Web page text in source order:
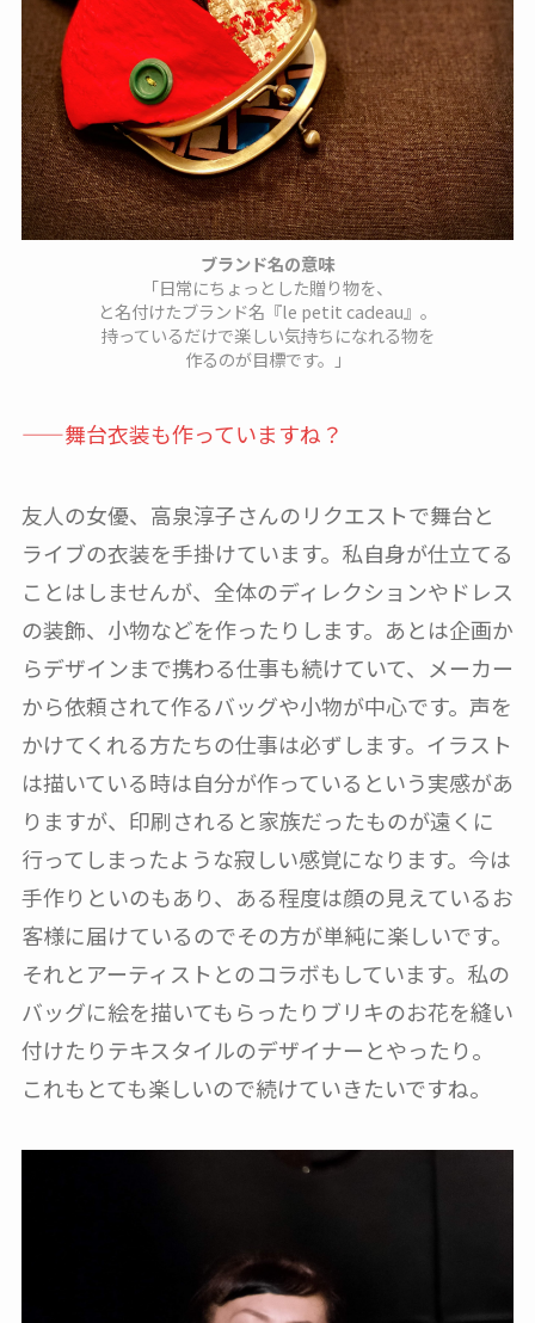
ブランド名の意味
「日常にちょっとした贈り物を、
と名付けたブランド名『le petit cadeau』。
持っているだけで楽しい気持ちになれる物を
作るのが目標です。」
——舞台衣装も作っていますね？
友人の女優、高泉淳子さんのリクエストで舞台と
ライブの衣装を手掛けています。私自身が仕立てる
ことはしませんが、全体のディレクションやドレス
の装飾、小物などを作ったりします。あとは企画か
らデザインまで携わる仕事も続けていて、メーカー
から依頼されて作るバッグや小物が中心です。声を
かけてくれる方たちの仕事は必ずします。イラスト
は描いている時は自分が作っているという実感があ
りますが、印刷されると家族だったものが遠くに
行ってしまったような寂しい感覚になります。今は
手作りといのもあり、ある程度は顔の見えているお
客様に届けているのでその方が単純に楽しいです。
それとアーティストとのコラボもしています。私の
バッグに絵を描いてもらったりブリキのお花を縫い
付けたりテキスタイルのデザイナーとやったり。
これもとても楽しいので続けていきたいですね。